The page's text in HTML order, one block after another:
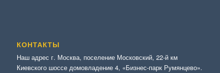
КОНТАКТЫ
Наш адрес г. Москва, поселение Московский, 22-й км
Киевского шоссе домовладение 4, «Бизнес-парк Румянцево».